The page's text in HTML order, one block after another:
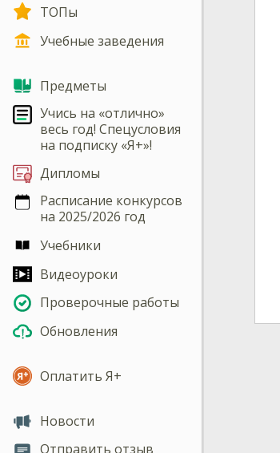
ТОПы
Учебные заведения
Предметы
Учись на «отлично»
весь год! Спецусловия
на подписку «Я+»!
Дипломы
Расписание конкурсов
на 2025/2026 год
Учебники
Видеоуроки
Проверочные работы
Обновления
Оплатить Я+
Новости
Отправить отзыв